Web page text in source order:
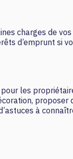
charges de
d’emprunt si
les
à